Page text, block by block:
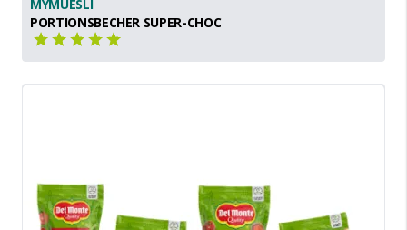
MYMUESLI
PORTIONSBECHER SUPER-CHOC